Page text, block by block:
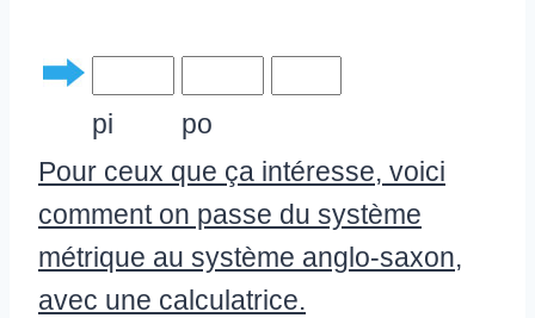
pi
po
Pour ceux que ça intéresse, voici
comment on passe du système
métrique au système anglo-saxon,
avec une calculatrice.